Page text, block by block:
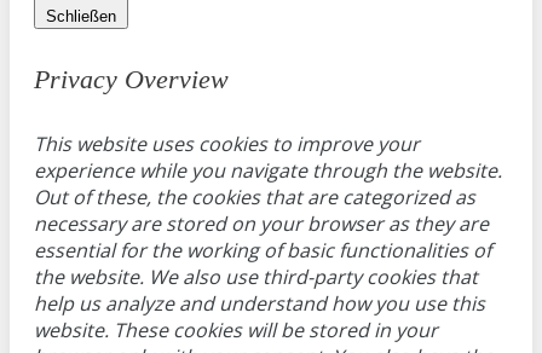
Schließen
Privacy Overview
This website uses cookies to improve your
experience while you navigate through the website.
Out of these, the cookies that are categorized as
necessary are stored on your browser as they are
essential for the working of basic functionalities of
the website. We also use third-party cookies that
help us analyze and understand how you use this
website. These cookies will be stored in your